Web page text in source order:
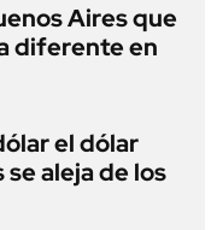
Aires que
diferente en
el dólar
aleja de los